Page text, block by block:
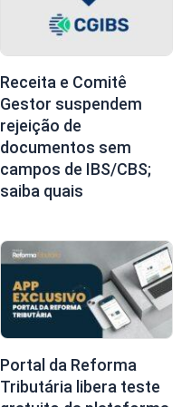
Receita e Comitê
Gestor suspendem
rejeição de
documentos sem
campos de IBS/CBS;
saiba quais
Portal da Reforma
Tributária libera teste